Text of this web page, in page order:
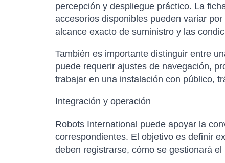
percepción y despliegue práctico. La
accesorios disponibles pueden variar
alcance exacto de suministro y las
También es importante distinguir entre
puede requerir ajustes de navegación,
trabajar en una instalación con público,
Integración y operación
Robots International puede apoyar la
correspondientes. El objetivo es definir
deben registrarse, cómo se gestionará